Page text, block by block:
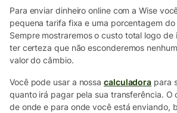
Para enviar dinheiro online com a Wise
pequena tarifa fixa e uma porcentagem
Sempre mostraremos o custo total logo de
ter certeza que não esconderemos
valor do câmbio.
Você pode usar a nossacalculadora para
quanto irá pagar pela sua transferência.
de onde e para onde você está enviando,